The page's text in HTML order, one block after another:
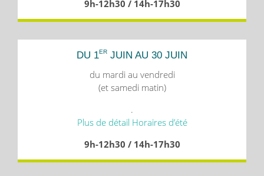
9h-12h30 / 14h-17h30
DU 1ER JUIN AU 30 JUIN
du mardi au vendredi
(et samedi matin)
.
Plus de détail Horaires d’été
9h-12h30 / 14h-17h30